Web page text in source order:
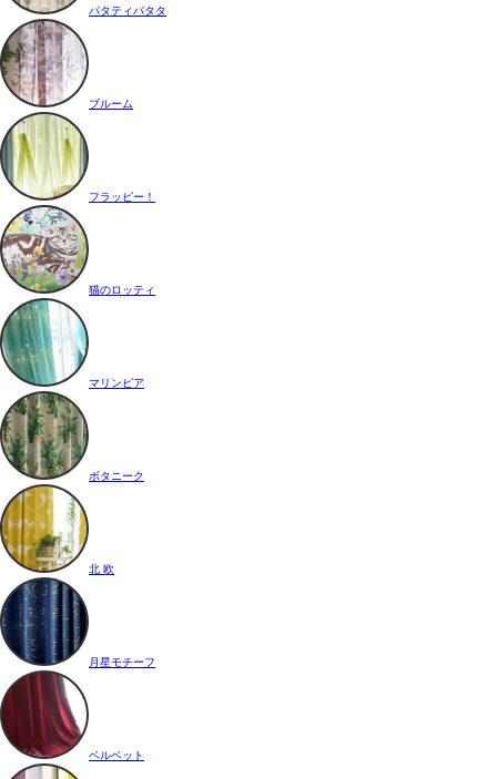
パタティパタタ
ブルーム
フラッピー！
猫のロッティ
マリンピア
ボタニーク
北 欧
月星モチーフ
ベルベット